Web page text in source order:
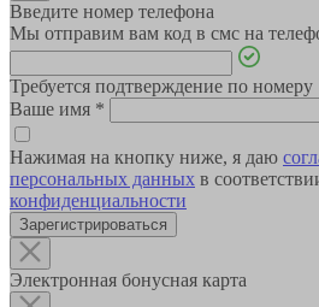
Введите номер телефона
Мы отправим вам код в смс на
Требуется подтверждение по номеру
Ваше имя *
Нажимая на кнопку ниже, я даю
персональных данных в
конфиденциальности
Зарегистрироваться
Электронная бонусная карта